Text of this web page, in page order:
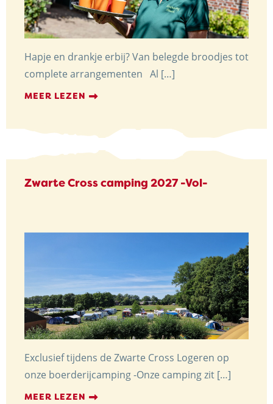
Hapje en drankje erbij? Van belegde broodjes tot
complete arrangementen Al […]
MEER LEZEN
Zwarte Cross camping 2027 -Vol-
Exclusief tijdens de Zwarte Cross Logeren op
onze boerderijcamping -Onze camping zit […]
MEER LEZEN